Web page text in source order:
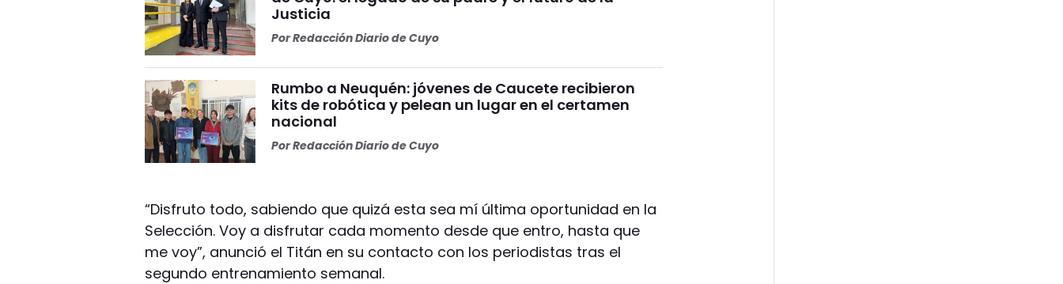
Justicia
PorRedacción Diario de Cuyo
Rumbo a Neuquén: jóvenes de Caucete recibieron
kits de robótica y pelean un lugar en el certamen
nacional
PorRedacción Diario de Cuyo
“Disfruto todo, sabiendo que quizá esta sea mí última oportunidad en la
Selección. Voy a disfrutar cada momento desde que entro, hasta que
me voy”, anunció el Titán en su contacto con los periodistas tras el
segundo entrenamiento semanal.